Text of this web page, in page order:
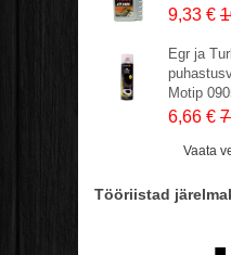
9,33 €
Egr ja
Motip
6,66 €
Vaata
Tööriistad